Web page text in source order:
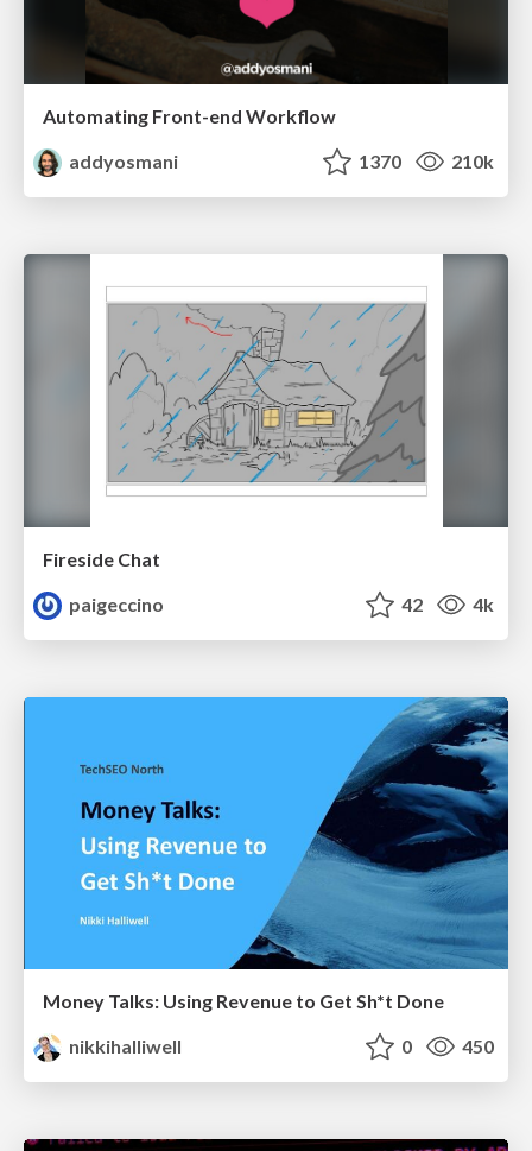
Automating Front-end Workflow
addyosmani
1370 210k
Fireside Chat
paigeccino
42 4k
Money Talks: Using Revenue to Get Sh*t Done
nikkihalliwell
0 450